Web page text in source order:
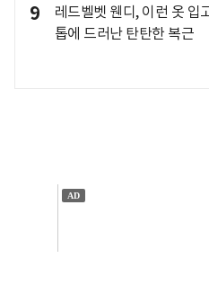
9
레드벨벳 웬디, 이런 옷 입
톱에 드러난 탄탄한 복근